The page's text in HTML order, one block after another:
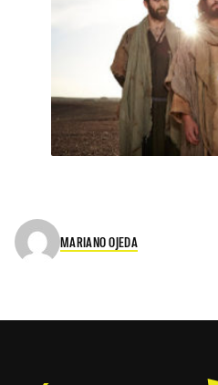
MARIANO OJEDA